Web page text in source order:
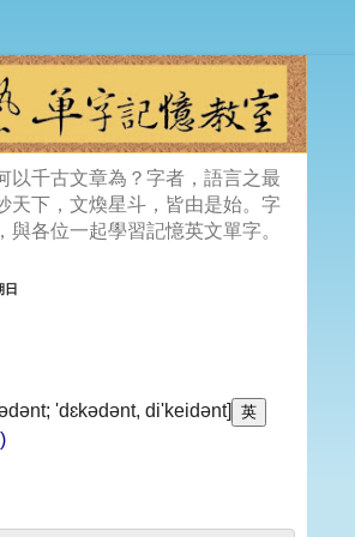
以千古文章為？字者，語言之最
天下，文煥星斗，皆由是始。字
與各位一起學習記憶英文單字。
日
'dɛkədənt, di'keidənt]